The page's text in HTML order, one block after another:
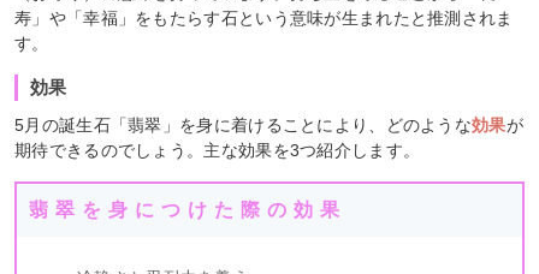
寿」や「幸福」をもたらす石という意味が生まれたと推測されま
す。
効果
5月の誕生石「翡翠」を身に着けることにより、どのような効果が
期待できるのでしょう。主な効果を3つ紹介します。
翡翠を身につけた際の効果